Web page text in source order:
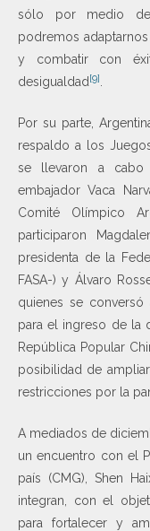
sólo por medio de
podremos
y combatir con
desigualdad [9]
Por su parte,
respaldo a los
se llevaron a
embajador Vaca
Comité Olímpico
participaron
presidenta de la
FASA-) y Álvaro
quienes se
para el ingreso de la
República Popular
posibilidad de
restricciones por la
A mediados de
un encuentro con el
país (CMG), Shen
integran, con el
para fortalecer y